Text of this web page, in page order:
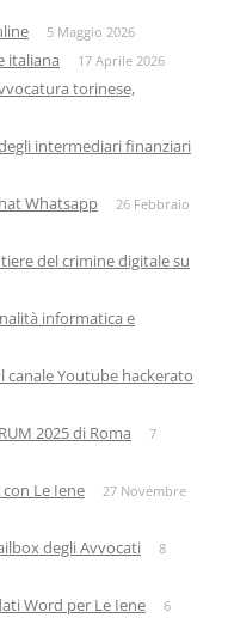
5 Maggio 2026
italiana 17 Aprile 2026
torinese,
intermediari finanziari
Whatsapp
26 Febbraio
del crimine digitale su
informatica e
canale Youtube hackerato
2025 di Roma
7
Le Iene
27 Novembre
degli Avvocati
8
Word per Le Iene 6